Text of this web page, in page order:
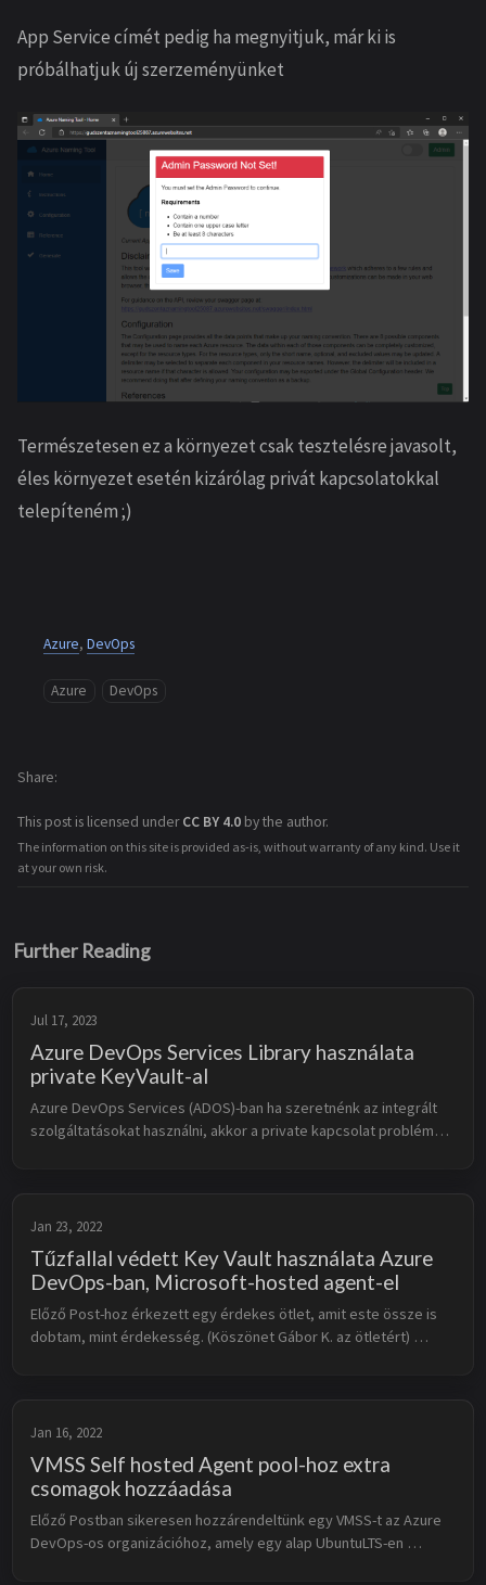
App Service címét pedig ha megnyitjuk, már ki is
próbálhatjuk új szerzeményünket
Természetesen ez a környezet csak tesztelésre javasolt,
éles környezet esetén kizárólag privát kapcsolatokkal
telepíteném ;)
Azure, DevOps
Azure DevOps
This post is licensed underCC BY 4.0 by the author.
The information on this site is provided as-is, without warranty of any kind. Use it
at your own risk.
Share
Further Reading
Jul 17, 2023
Azure DevOps Services Library használata
private KeyVault-al
Azure DevOps Services (ADOS)-ban ha szeretnénk az integrált
szolgáltatásokat használni, akkor a private kapcsolat problémát
Jan 23, 2022
Tűzfallal védett Key Vault használata Azure
DevOps-ban, Microsoft-hosted agent-el
Előző Post-hoz érkezett egy érdekes ötlet, amit este össze is
dobtam, mint érdekesség. (Köszönet Gábor K. az ötletért)
Jan 16, 2022
VMSS Self hosted Agent pool-hoz extra
csomagok hozzáadása
Előző Postban sikeresen hozzárendeltünk egy VMSS-t az Azure
DevOps-os organizációhoz, amely egy alap UbuntuLTS-en